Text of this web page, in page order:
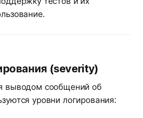
(severity)
выводом сообщений об
уровни логирования: